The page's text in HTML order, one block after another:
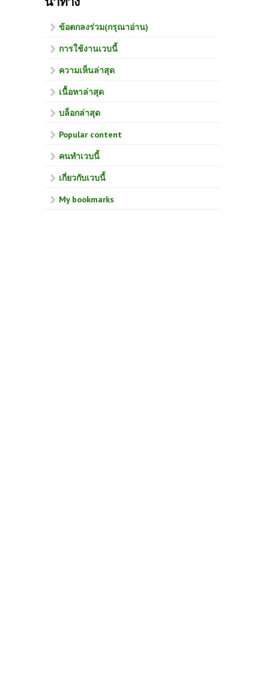
ข้อตกลงร่วม(กรุณาอ่าน)
การใช้งานเวบนี้
ความเห็นล่าสุด
เนื้อหาล่าสุด
บล็อกล่าสุด
Popular content
คนทำเวบนี้
เกี่ยวกับเวบนี้
My bookmarks